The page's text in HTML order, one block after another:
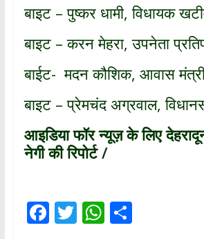
बाइट – पुष्कर धामी, विधायक
बाइट – करन मेहरा, उपनेता
बाईट- मदन कौशिक, आवास
बाइट – प्रेमचंद अग्रवाल,
आइडिया फॉर न्यूज़ के लिए
नेगी की रिपोर्ट /
F T W S